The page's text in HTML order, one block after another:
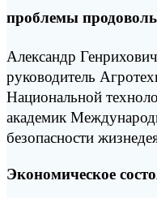
проблемы
Александр
руководитель
Национальной
академик
безопасности
Экономическое